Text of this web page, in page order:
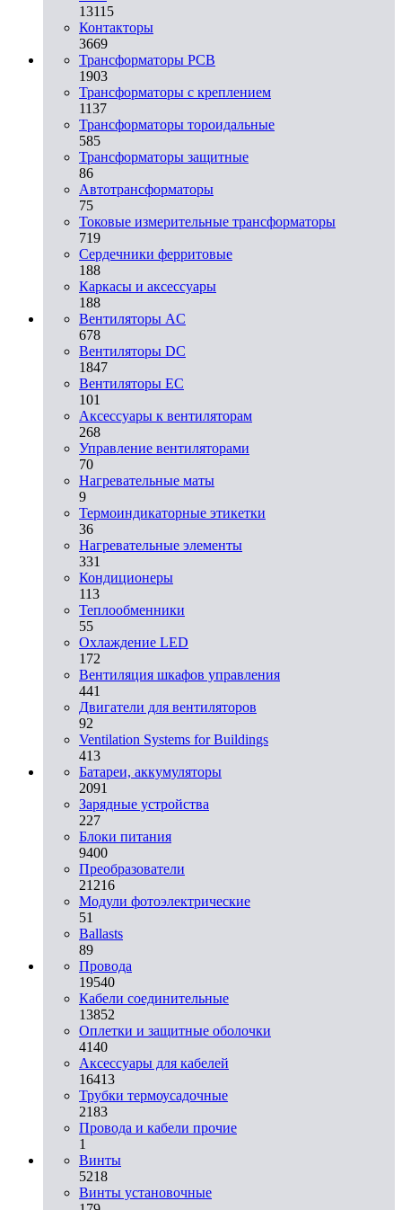
13115
Контакторы
3669
Трансформаторы PCB
1903
Трансформаторы с креплением
1137
Трансформаторы тороидальные
585
Трансформаторы защитные
86
Автотрансформаторы
75
Токовые измерительные трансформаторы
719
Сердечники ферритовые
188
Каркасы и аксессуары
188
Вентиляторы AC
678
Вентиляторы DC
1847
Вентиляторы EC
101
Аксессуары к вентиляторам
268
Управление вентиляторами
70
Нагревательные маты
9
Термоиндикаторные этикетки
36
Нагревательные элементы
331
Кондиционеры
113
Теплообменники
55
Охлаждение LED
172
Вентиляция шкафов управления
441
Двигатели для вентиляторов
92
Ventilation Systems for Buildings
413
Батареи, аккумуляторы
2091
Зарядные устройства
227
Блоки питания
9400
Преобразователи
21216
Модули фотоэлектрические
51
Ballasts
89
Провода
19540
Кабели соединительные
13852
Оплетки и защитные оболочки
4140
Аксессуары для кабелей
16413
Трубки термоусадочные
2183
Провода и кабели прочие
1
Винты
5218
Винты установочные